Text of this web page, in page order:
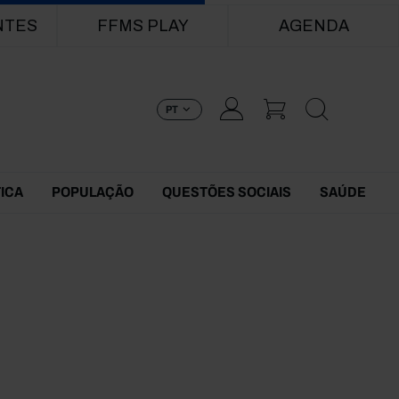
FFMS PLAY AGENDA
PT
POPULAÇÃO QUESTÕES SOCIAIS SAÚDE